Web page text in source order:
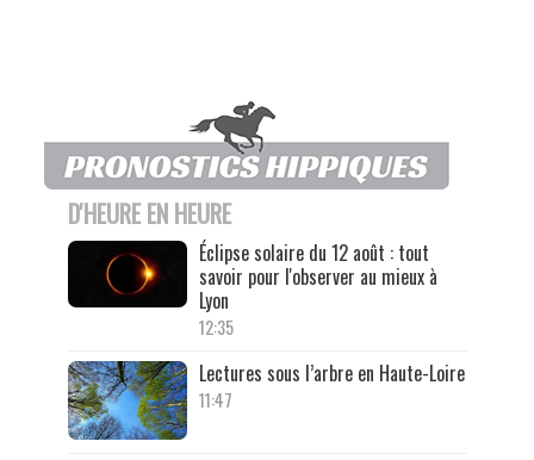
D'HEURE EN HEURE
Éclipse solaire du 12 août : tout
savoir pour l'observer au mieux à
Lyon
12:35
Lectures sous l’arbre en Haute-Loire
11:47